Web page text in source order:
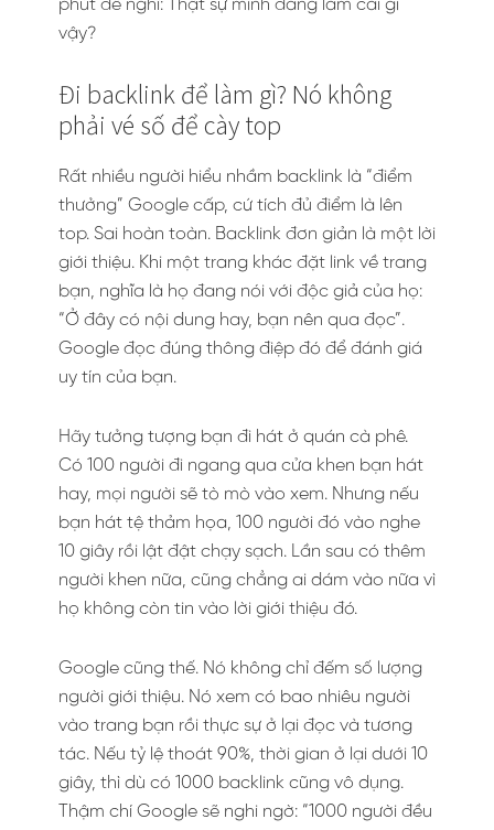
phút để nghĩ: Thật sự mình đang làm cái gì
vậy?
Đi backlink để làm gì? Nó không
phải vé số để cày top
Rất nhiều người hiểu nhầm backlink là “điểm
thưởng” Google cấp, cứ tích đủ điểm là lên
top. Sai hoàn toàn. Backlink đơn giản là một lời
giới thiệu. Khi một trang khác đặt link về trang
bạn, nghĩa là họ đang nói với độc giả của họ:
“Ở đây có nội dung hay, bạn nên qua đọc”.
Google đọc đúng thông điệp đó để đánh giá
uy tín của bạn.
Hãy tưởng tượng bạn đi hát ở quán cà phê.
Có 100 người đi ngang qua cửa khen bạn hát
hay, mọi người sẽ tò mò vào xem. Nhưng nếu
bạn hát tệ thảm họa, 100 người đó vào nghe
10 giây rồi lật đật chạy sạch. Lần sau có thêm
người khen nữa, cũng chẳng ai dám vào nữa vì
họ không còn tin vào lời giới thiệu đó.
Google cũng thế. Nó không chỉ đếm số lượng
người giới thiệu. Nó xem có bao nhiêu người
vào trang bạn rồi thực sự ở lại đọc và tương
tác. Nếu tỷ lệ thoát 90%, thời gian ở lại dưới 10
giây, thì dù có 1000 backlink cũng vô dụng.
Thậm chí Google sẽ nghi ngờ: “1000 người đều